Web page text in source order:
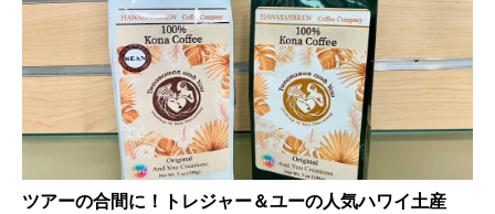
ツアーの合間に！トレジャー＆ユーの人気ハワイ土産